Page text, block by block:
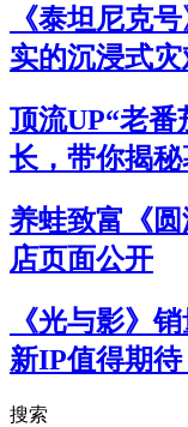
《泰坦尼克
实的沉浸式
顶流UP“老
长，带你揭秘
养蛙致富《
店页面公开
《光与影》
新IP值得期待
搜索